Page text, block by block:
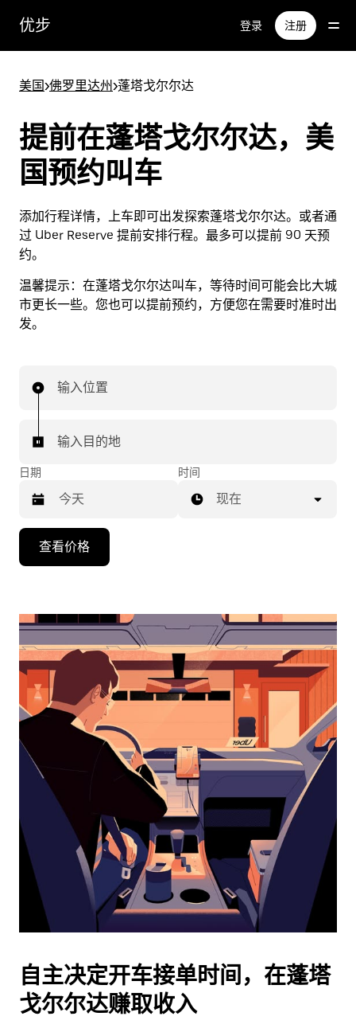
优步 登录 注册
美国>佛罗里达州>蓬塔戈尔尔达
提前在蓬塔戈尔尔达，美
国预约叫车
添加行程详情，上车即可出发探索蓬塔戈尔尔达。或者通
过 Uber Reserve 提前安排行程。最多可以提前 90 天预
约。
温馨提示： 在蓬塔戈尔尔达叫车，等待时间可能会比大城
市更长一些。您也可以提前预约，方便您在需要时准时出
发。
输入位置
输入目的地
日期
向
头
浏
日
并
期。
按
退
闭
日
历。
时间
现在
查看价格
自主决定开车接单时间，在蓬塔
戈尔尔达赚取收入